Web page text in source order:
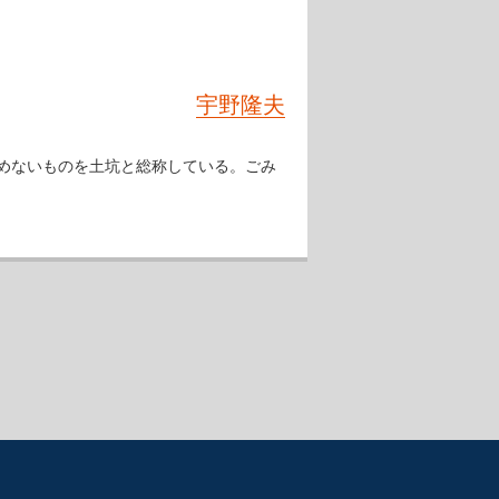
宇野隆夫
ないものを土坑と総称している。ごみ